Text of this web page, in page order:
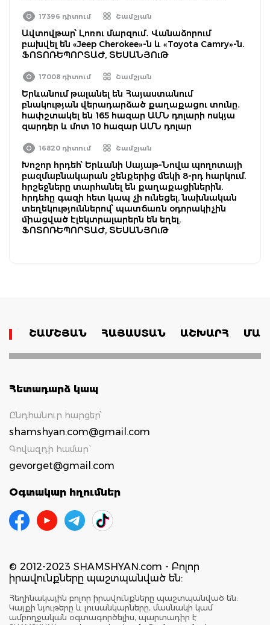
17396 դիտում Շամշյան
Ավտովթար՝ Լոռու մարզում․ Վանաձորում
բախվել են «Jeep Cherokee»-ն և «Toyota Camry»-ն․
ՖՈՏՈՌԵՊՈՐՏԱԺ, ՏԵՍԱՆՅՈւԹ
17008 դիտում Շամշյան
Երևանում թալանել են Հայաստանում
բնակության վերադարձած քաղաքացու տունը․
հափշտակել են 165 հազար ԱՄՆ դոլարի ոսկյա
զարդեր և մոտ 10 հազար ԱՄՆ դոլար
16820 դիտում Շամշյան
Խոշոր հրդեհ՝ Երևանի Սայաթ-Նովա պողոտայի
բազմաբնակարան շենքերից մեկի 8-րդ հարկում.
հրշեջները տարհանել են քաղաքացիներին.
հրդեհը գազի հետ կապ չի ունեցել. նախնական
տեղեկություններով՝ պատճառն օդորակիչին
միացված էլեկտրալարերն են եղել.
ՖՈՏՈՌԵՊՈՐՏԱԺ, ՏԵՍԱՆՅՈւԹ
ՇԱՄՇՅԱՆ ՀԱՅԱՍՏԱՆ ԱՇԽԱՐՀ
Հետադարձ կապ
Ընդհանուր հարցեր՝
shamshyan.com@gmail.com
Գովազդի համար`
gevorget@gmail.com
Օգտակար հղումներ
© 2012-2023 SHAMSHYAN.com - Բոլոր
իրավունքները պաշտպանված են:
Հեղինակային բոլոր իրավունքները պաշտպանված են:
Կայքի նյութերը և լուսանկարները, մասնակի կամ
ամբողջական օգտագործելիս, պարտադիր է